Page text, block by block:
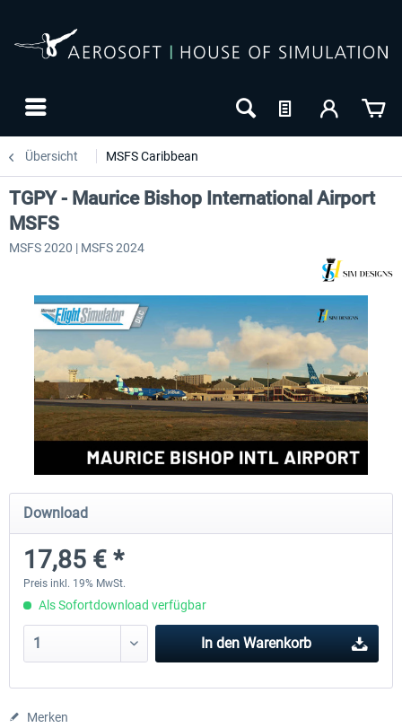
Übersicht MSFS Caribbean
FSDG - St Lucia TLPC MSFS FSDG - St Lucia TLPL
TGPY - Maurice Bishop International Airport
MSFS
MSFS 2020 | MSFS 2024
Download
17,85 € *
Preis inkl. 19% MwSt.
Als Sofortdownload verfügbar
In den Warenkorb
Merken